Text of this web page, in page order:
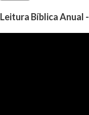
Leitura Bíblica Anual